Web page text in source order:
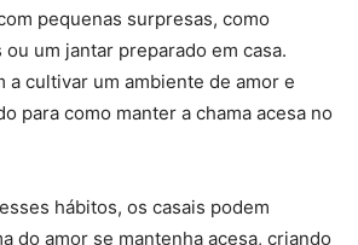
pequenas surpresas, como
um jantar preparado em casa.
a cultivar um ambiente de amor e
para como manter a chama acesa no
hábitos, os casais podem
do amor se mantenha acesa, criando